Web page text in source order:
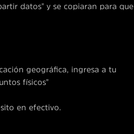
datos" y se copiaran para que
geográfica, ingresa a tu
físicos"
en efectivo.